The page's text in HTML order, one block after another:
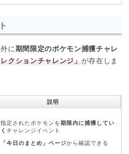
に 期間限定のポケモン捕獲チャレ
クションチャレンジ」が存在しま
説明
指定されたポケモンを期限内に捕獲してい
く チャレンジイベント
「今日のまとめ」ページから確認できる